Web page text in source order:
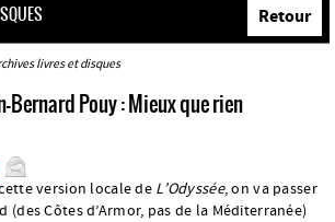
livres et disques
Retour
Bernard Pouy : Mieux que rien
version locale de L’Odyssée, on va passer
(des Côtes d’Armor, pas de la Méditerranée)